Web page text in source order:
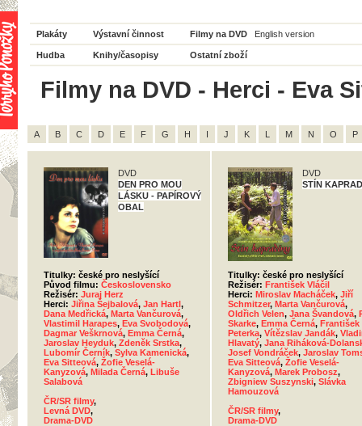
Plakáty Výstavní činnost Filmy na DVD English version
Hudba Knihy/časopisy Ostatní zboží
Filmy na DVD - Herci - Eva
A B C D E F G H I J K L M N O P
DVD
DEN PRO MOU
LÁSKU - PAPÍROVÝ
OBAL
Titulky: české pro neslyšící
Původ filmu: Československo
Režisér: Juraj Herz
Herci: Jiřina Šejbalová, Jan Hartl,
Dana Medřická, Marta Vančurová,
Vlastimil Harapes, Eva Svobodová,
Dagmar Veškrnová, Emma Černá,
Jaroslav Heyduk, Zdeněk Srstka,
Lubomír Černík, Sylva Kamenická,
Eva Sitteová, Žofie Veselá-
Kanyzová, Milada Černá, Libuše
Salabová
ČR/SR filmy,
Levná DVD,
Drama-DVD
DVD
STÍN
Titulky: české pro neslyšící
Režisér: František Vláčil
Herci: Miroslav Macháček, Jiří
Schmitzer, Marta Vančurová,
Oldřich Velen, Jana Švandová,
Skarke, Emma Černá, František
Peterka, Vítězslav Jandák,
Hlavatý, Jana Riháková-
Josef Vondráček, Jaroslav
Eva Sitteová, Žofie Veselá-
Kanyzová, Marek Probosz,
Zbigniew Suszynski, Slávka
Hamouzová
ČR/SR filmy,
Drama-DVD